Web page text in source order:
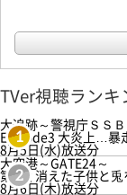
TVer視聴ランキ
1
大追跡～警視庁ＳＳ
Episode3 大炎上…暴
8月5日(水)放送分
2
大空港～GATE24～
第3話 消えた子供と兎
8月6日(木)放送分